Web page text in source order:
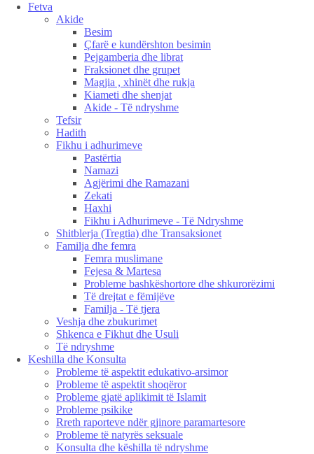
Fetva
Akide
Besim
Çfarë e kundërshton besimin
Pejgamberia dhe librat
Fraksionet dhe grupet
Magjia , xhinët dhe rukja
Kiameti dhe shenjat
Akide - Të ndryshme
Tefsir
Hadith
Fikhu i adhurimeve
Pastërtia
Namazi
Agjërimi dhe Ramazani
Zekati
Haxhi
Fikhu i Adhurimeve - Të Ndryshme
Shitblerja (Tregtia) dhe Transaksionet
Familja dhe femra
Femra muslimane
Fejesa & Martesa
Probleme bashkëshortore dhe shkurorëzimi
Të drejtat e fëmijëve
Familja - Të tjera
Veshja dhe zbukurimet
Shkenca e Fikhut dhe Usuli
Të ndryshme
Keshilla dhe Konsulta
Probleme të aspektit edukativo-arsimor
Probleme të aspektit shoqëror
Probleme gjatë aplikimit të Islamit
Probleme psikike
Rreth raporteve ndër gjinore paramartesore
Probleme të natyrës seksuale
Konsulta dhe këshilla të ndryshme